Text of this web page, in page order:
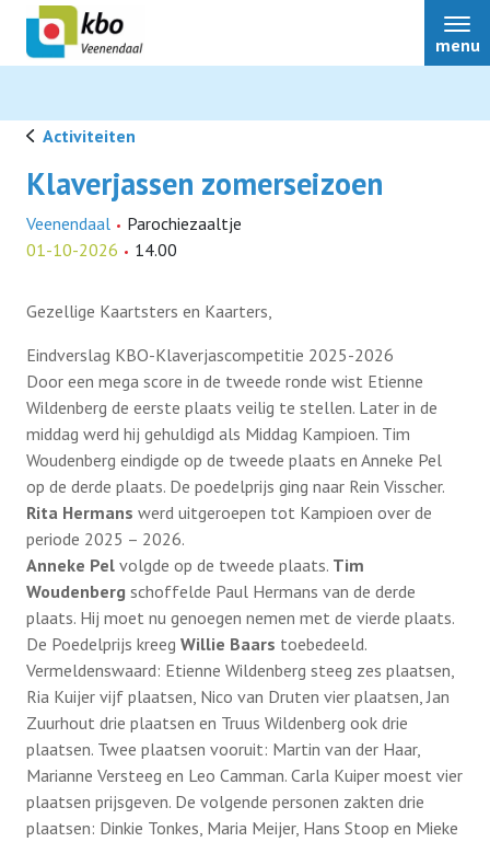
menu
Bestuur
Activiteiten
Contact
Nieuws
Ondersteuning
Terugblikken
Lid worden
Activiteiten
Klaverjassen zomerseizoen
Veenendaal
Parochiezaaltje
01-10-2026
14.00
Gezellige Kaartsters en Kaarters,
Eindverslag KBO-Klaverjascompetitie 2025-2026
Door een mega score in de tweede ronde wist Etienne
Wildenberg de eerste plaats veilig te stellen. Later in de
middag werd hij gehuldigd als Middag Kampioen. Tim
Woudenberg eindigde op de tweede plaats en Anneke Pel
op de derde plaats. De poedelprijs ging naar Rein Visscher.
Rita Hermans werd uitgeroepen tot Kampioen over de
periode 2025 – 2026.
Anneke Pel volgde op de tweede plaats. Tim
Woudenberg schoffelde Paul Hermans van de derde
plaats. Hij moet nu genoegen nemen met de vierde plaats.
De Poedelprijs kreeg Willie Baars toebedeeld.
Vermeldenswaard: Etienne Wildenberg steeg zes plaatsen,
Ria Kuijer vijf plaatsen, Nico van Druten vier plaatsen, Jan
Zuurhout drie plaatsen en Truus Wildenberg ook drie
plaatsen. Twee plaatsen vooruit: Martin van der Haar,
Marianne Versteeg en Leo Camman. Carla Kuiper moest vier
plaatsen prijsgeven. De volgende personen zakten drie
plaatsen: Dinkie Tonkes, Maria Meijer, Hans Stoop en Mieke